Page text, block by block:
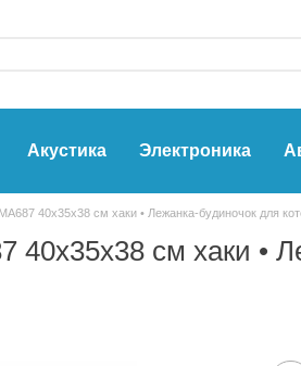
Акустика Электроника
40х35х38 см хаки • Лежанка-будиночок для
см хаки •